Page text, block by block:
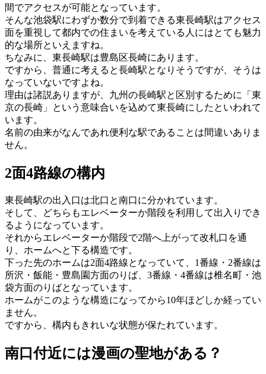
間でアクセスが可能となっています。
そんな池袋駅にわずか数分で到着できる東長崎駅はアクセス
面を重視して都内での住まいを考えている人にはとても魅力
的な場所といえますね。
ちなみに、東長崎駅は豊島区長崎にあります。
ですから、普通に考えると長崎駅となりそうですが、そうは
なっていないですよね。
理由は諸説ありますが、九州の長崎駅と区別するために「東
京の長崎」という意味合いを込めて東長崎にしたといわれて
います。
名前の由来がなんであれ便利な駅であることは間違いありま
せん。
2面4路線の構内
東長崎駅の出入口は北口と南口に分かれています。
そして、どちらもエレベーターか階段を利用して出入りでき
るようになっています。
それからエレベーターか階段で2階へ上がって改札口を通
り、ホームへと下る構造です。
下った先のホームは2面4路線となっていて、1番線・2番線は
所沢・飯能・豊島園方面のりば、3番線・4番線は椎名町・池
袋方面のりばとなっています。
ホームがこのような構造になってから10年ほどしか経ってい
ません。
ですから、構内もきれいな状態が保たれています。
南口付近には漫画の聖地がある？